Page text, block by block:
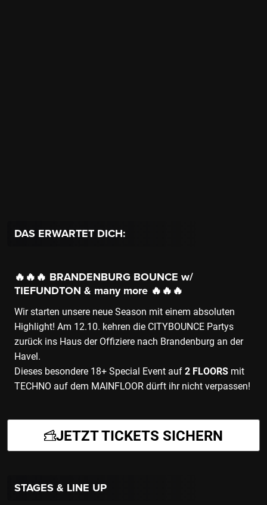
DAS ERWARTET DICH:
🔥🔥🔥 BRANDENBURG BOUNCE w/
TIEFUNDTON & many more 🔥🔥🔥
Wir starten unsere neue Season mit einem absoluten
Highlight! Am 12.10. kehren die CITYBOUNCE Partys
zurück ins Haus der Offiziere nach Brandenburg an der
Havel.
Dieses besondere 18+ Special Event auf2 FLOORS mit
TECHNO auf dem MAINFLOOR dürft ihr nicht verpassen!
JETZT TICKETS SICHERN
STAGES & LINE UP